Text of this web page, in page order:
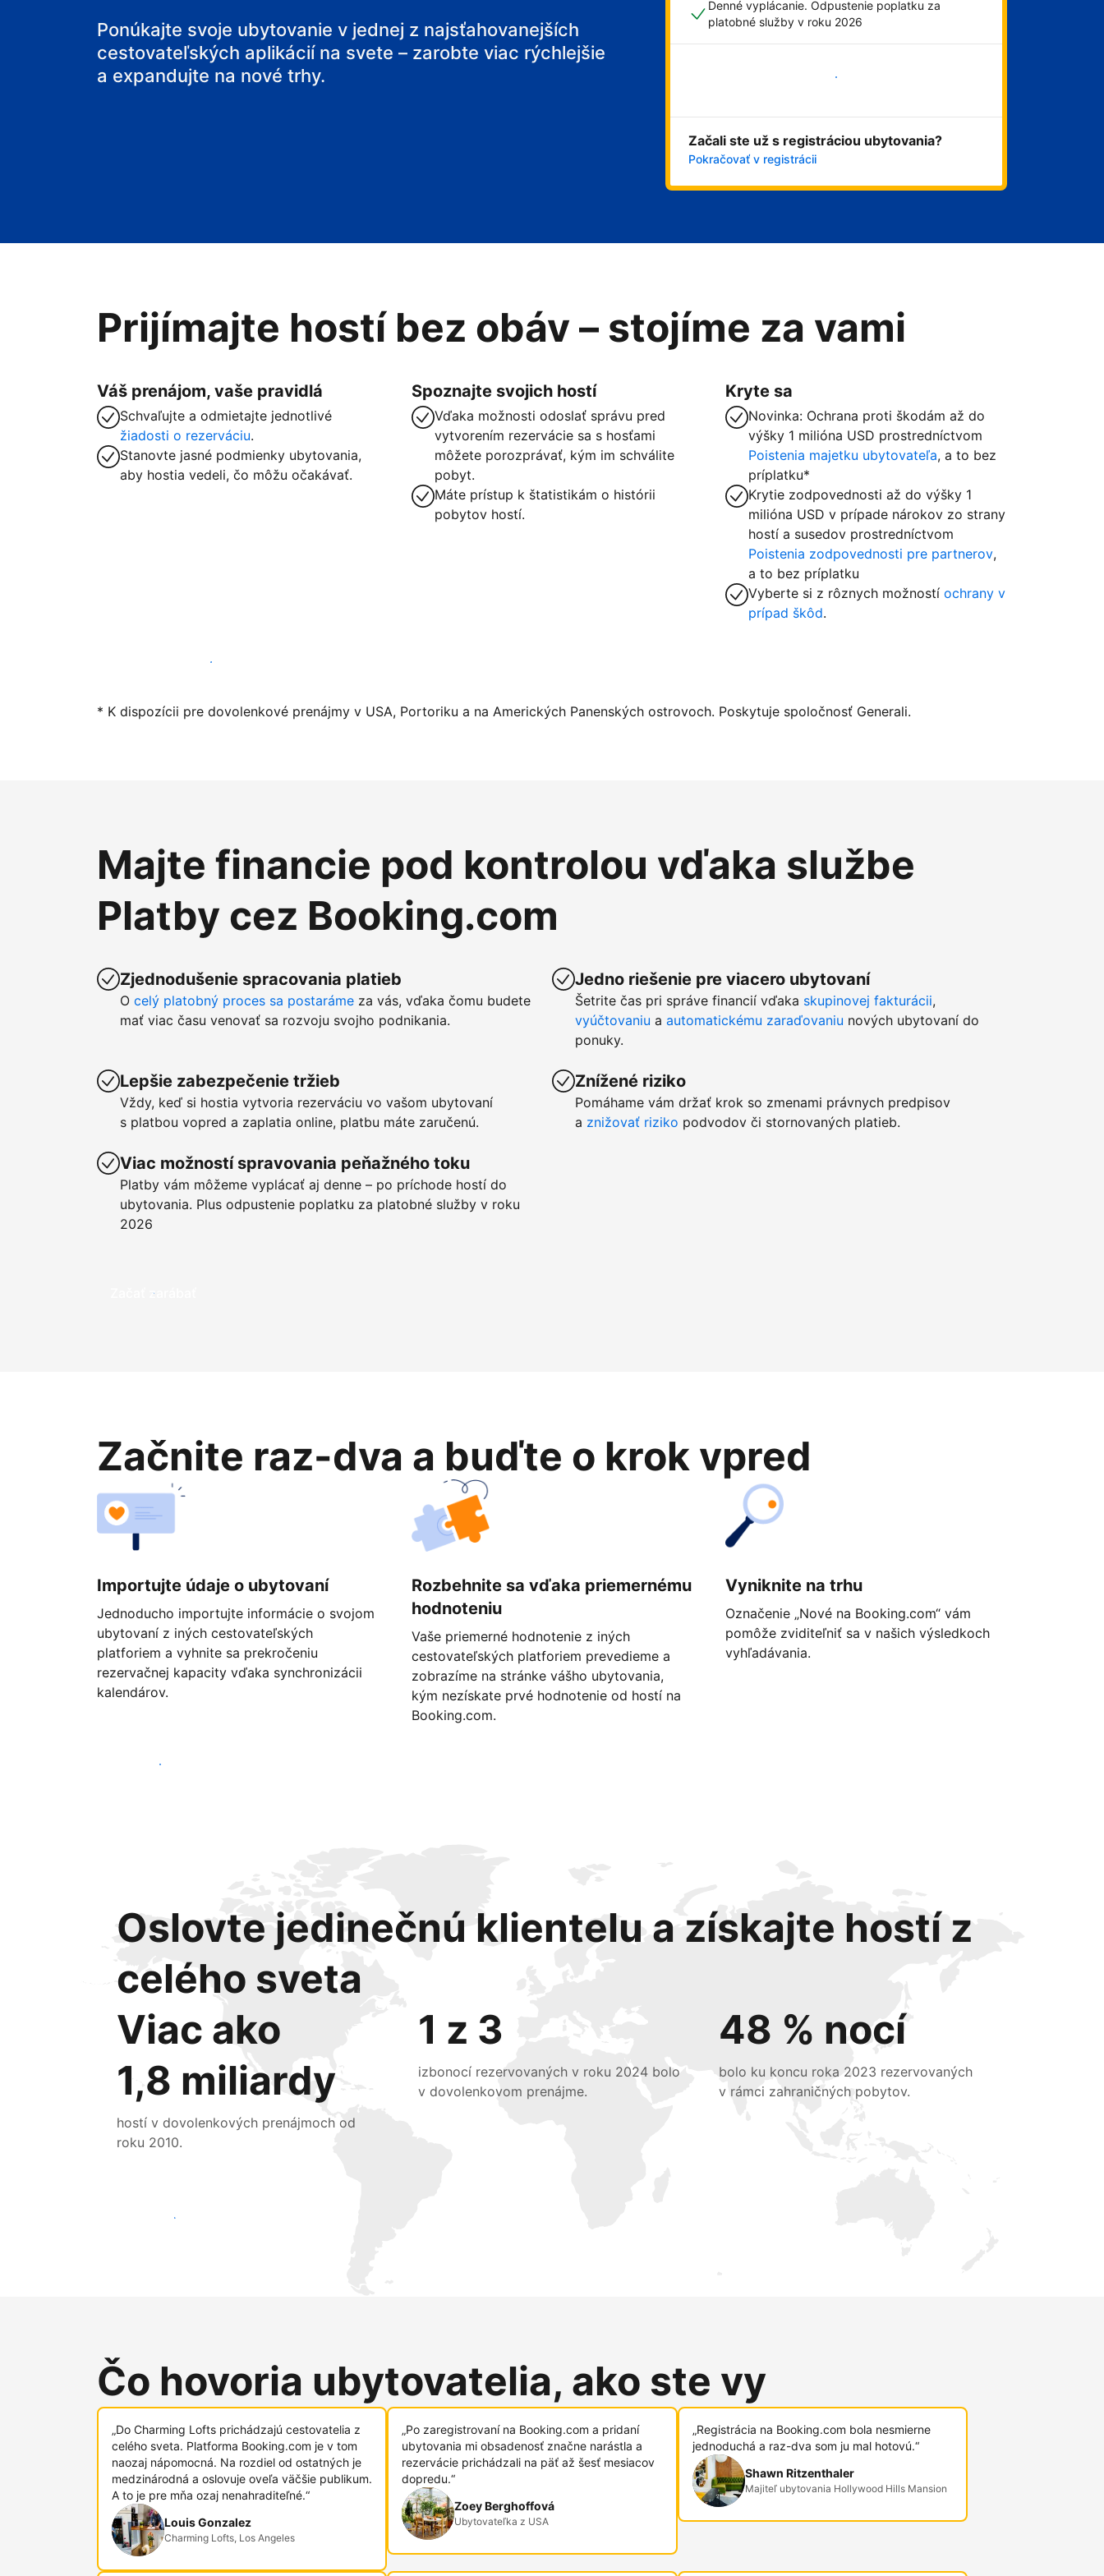
svoj penzión
svoje bed and breakfast
Ponúkajte svoje ubytovanie v jednej z najsťahovanejších
cestovateľských aplikácií na svete – zarobte viac rýchlejšie
a expandujte na nové trhy.
Denné vyplácanie. Odpustenie poplatku za
platobné služby v roku 2026
Začali ste už s registráciou ubytovania?
Pokračovať v registrácii
Prijímajte hostí bez obáv – stojíme za vami
Váš prenájom, vaše pravidlá
Schvaľujte a odmietajte jednotlivé
žiadosti o rezerváciu.
Stanovte jasné podmienky ubytovania,
aby hostia vedeli, čo môžu očakávať.
Spoznajte svojich hostí
Vďaka možnosti odoslať správu pred
vytvorením rezervácie sa s hosťami
môžete porozprávať, kým im schválite
pobyt.
Máte prístup k štatistikám o histórii
pobytov hostí.
Kryte sa
Novinka: Ochrana proti škodám až do
výšky 1 milióna USD prostredníctvom
Poistenia majetku ubytovateľa, a to bez
príplatku*
Krytie zodpovednosti až do výšky 1
milióna USD v prípade nárokov zo strany
hostí a susedov prostredníctvom
Poistenia zodpovednosti pre partnerov,
a to bez príplatku
Vyberte si z rôznych možnostíochrany v
prípad škôd.
Začať ponúkať svoje ubytovanie
* K dispozícii pre dovolenkové prenájmy v USA, Portoriku a na Amerických Panenských ostrovoch. Poskytuje spoločnosť Generali.
Majte financie pod kontrolou vďaka službe
Platby cez Booking.com
Zjednodušenie spracovania platieb
O celý platobný proces sa postaráme za vás, vďaka čomu budete
mať viac času venovať sa rozvoju svojho podnikania.
Lepšie zabezpečenie tržieb
Vždy, keď si hostia vytvoria rezerváciu vo vašom ubytovaní
s platbou vopred a zaplatia online, platbu máte zaručenú.
Viac možností spravovania peňažného toku
Platby vám môžeme vyplácať aj denne – po príchode hostí do
ubytovania. Plus odpustenie poplatku za platobné služby v roku
2026
Jedno riešenie pre viacero ubytovaní
Šetrite čas pri správe financií vďaka skupinovej fakturácii,
vyúčtovaniu a automatickému zaraďovaniu nových ubytovaní do
ponuky.
Znížené riziko
Pomáhame vám držať krok so zmenami právnych predpisov
a znižovať riziko podvodov či stornovaných platieb.
Začať zarábať
Začnite raz-dva a buďte o krok vpred
Importujte údaje o ubytovaní
Jednoducho importujte informácie o svojom
ubytovaní z iných cestovateľských
platforiem a vyhnite sa prekročeniu
rezervačnej kapacity vďaka synchronizácii
kalendárov.
Rozbehnite sa vďaka priemernému
hodnoteniu
Vaše priemerné hodnotenie z iných
cestovateľských platforiem prevedieme a
zobrazíme na stránke vášho ubytovania,
kým nezískate prvé hodnotenie od hostí na
Booking.com.
Vyniknite na trhu
Označenie „Nové na Booking.com“ vám
pomôže zviditeľniť sa v našich výsledkoch
vyhľadávania.
Začať ešte dnes
Oslovte jedinečnú klientelu a získajte hostí z
celého sveta
Viac ako
1,8 miliardy
hostí v dovolenkových prenájmoch od
roku 2010.
1 z 3
izbonocí rezervovaných v roku 2024 bolo
v dovolenkovom prenájme.
48 % nocí
bolo ku koncu roka 2023 rezervovaných
v rámci zahraničných pobytov.
Osloviť nových hostí
Čo hovoria ubytovatelia, ako ste vy
„Do Charming Lofts prichádzajú cestovatelia z
celého sveta. Platforma Booking.com je v tom
naozaj nápomocná. Na rozdiel od ostatných je
medzinárodná a oslovuje oveľa väčšie publikum.
A to je pre mňa ozaj nenahraditeľné.“
Louis Gonzalez
Charming Lofts, Los Angeles
„Po zaregistrovaní na Booking.com a pridaní
ubytovania mi obsadenosť značne narástla a
rezervácie prichádzali na päť až šesť mesiacov
dopredu.“
Zoey Berghoffová
Ubytovateľka z USA
„Registrácia na Booking.com bola nesmierne
jednoduchá a raz-dva som ju mal hotovú.“
Shawn Ritzenthaler
Majiteľ ubytovania Hollywood Hills Mansion